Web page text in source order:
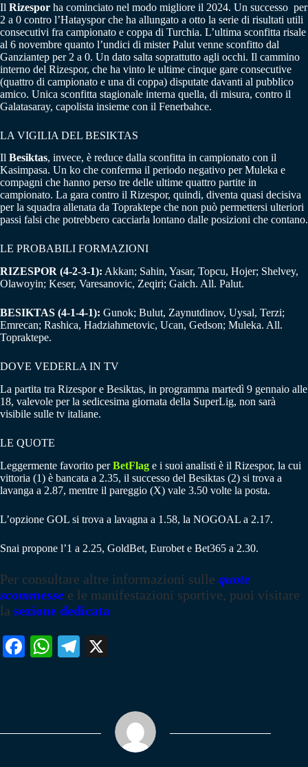
Il Rizespor ha cominciato nel modo migliore il 2024. Un successo per
2 a 0 contro l’Hatayspor che ha allungato a otto la serie di risultati utili
consecutivi fra campionato e coppa di Turchia. L’ultima sconfitta risale
al 6 novembre quanto l’undici di mister Palut venne sconfitto dal
Ganziantep per 2 a 0. Un dato salta soprattutto agli occhi. Il cammino
interno del Rizespor, che ha vinto le ultime cinque gare consecutive
(quattro di campionato e una di coppa) disputate davanti al pubblico
amico. Unica sconfitta stagionale interna quella, di misura, contro il
Galatasaray, capolista insieme con il Fenerbahce.
LA VIGILIA DEL BESIKTAS
Il Besiktas, invece, è reduce dalla sconfitta in campionato con il
Kasimpasa. Un ko che conferma il periodo negativo per Muleka e
compagni che hanno perso tre delle ultime quattro partite in
campionato. La gara contro il Rizespor, quindi, diventa quasi decisiva
per la squadra allenata da Topraktepe che non può permettersi ulteriori
passi falsi che potrebbero cacciarla lontano dalle posizioni che contano.
LE PROBABILI FORMAZIONI
RIZESPOR (4-2-3-1): Akkan; Sahin, Yasar, Topcu, Hojer; Shelvey,
Olawoyin; Keser, Varesanovic, Zeqiri; Gaich. All. Palut.
BESIKTAS (4-1-4-1): Gunok; Bulut, Zaynutdinov, Uysal, Terzi;
Emrecan; Rashica, Hadziahmetovic, Ucan, Gedson; Muleka. All.
Topraktepe.
DOVE VEDERLA IN TV
La partita tra Rizespor e Besiktas, in programma martedì 9 gennaio alle
18, valevole per la sedicesima giornata della SuperLig, non sarà
visibile sulle tv italiane.
LE QUOTE
Leggermente favorito perBetFlag e i suoi analisti è il Rizespor, la cui
vittoria (1) è bancata a 2.35, il successo del Besiktas (2) si trova a
lavanga a 2.87, mentre il pareggio (X) vale 3.50 volte la posta.
L’opzione GOL si trova a lavagna a 1.58, la NOGOAL a 2.17.
Snai propone l’1 a 2.25, GoldBet, Eurobet e Bet365 a 2.30.
Per consultare altre informazioni sulle quote
scommesse e le manifestazioni sportive, puoi visitare
la sezione dedicata
Fa W
pp
Te
m